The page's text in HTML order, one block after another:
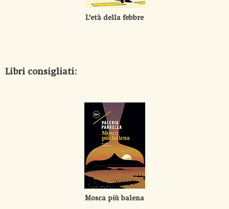
L'età della febbre
Libri consigliati:
Mosca più balena